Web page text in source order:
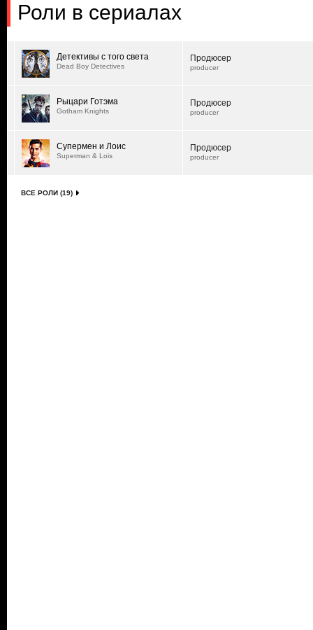
Роли в сериалах
Детективы с того света
Dead Boy Detectives
Продюсер
producer
Рыцари Готэма
Gotham Knights
Продюсер
producer
Супермен и Лоис
Superman & Lois
Продюсер
producer
ВСЕ РОЛИ (19)